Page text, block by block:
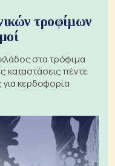
τροφίμων
στα τρόφιμα
καταστάσεις πέντε
για κερδοφορία